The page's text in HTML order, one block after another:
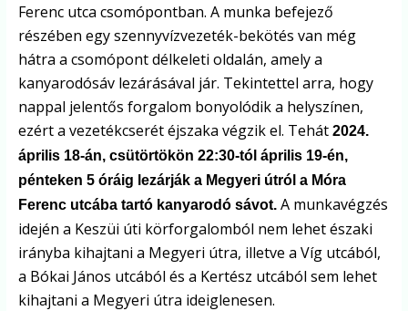
Ferenc utca csomópontban. A munka befejező
részében egy szennyvízvezeték-bekötés van még
hátra a csomópont délkeleti oldalán, amely a
kanyarodósáv lezárásával jár. Tekintettel arra, hogy
nappal jelentős forgalom bonyolódik a helyszínen,
ezért a vezetékcserét éjszaka végzik el. Tehát2024.
április 18-án, csütörtökön 22:30-tól április 19-én,
pénteken 5 óráig lezárják a Megyeri útról a Móra
Ferenc utcába tartó kanyarodó sávot. A munkavégzés
idején a Keszüi úti körforgalomból nem lehet északi
irányba kihajtani a Megyeri útra, illetve a Víg utcából,
a Bókai János utcából és a Kertész utcából sem lehet
kihajtani a Megyeri útra ideiglenesen.